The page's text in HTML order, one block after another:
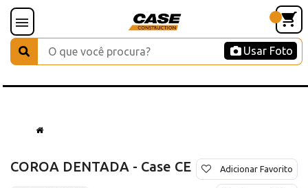
Usar Foto
COROA DENTADA - Case CE Adicionar Favorito